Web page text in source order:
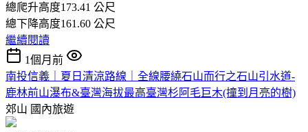
總爬升高度173.41 公尺
總下降高度161.60 公尺
繼續閱讀
1個月前
南投信義｜夏日清涼路線｜全線腰繞石山而行之石山引水道-
鹿林前山瀑布&臺灣海拔最高臺灣杉阿毛巨木(撞到月亮的樹)
郊山 國內旅遊